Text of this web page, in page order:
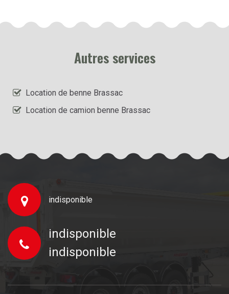
Autres services
Location de benne Brassac
Location de camion benne Brassac
indisponible
indisponible
indisponible